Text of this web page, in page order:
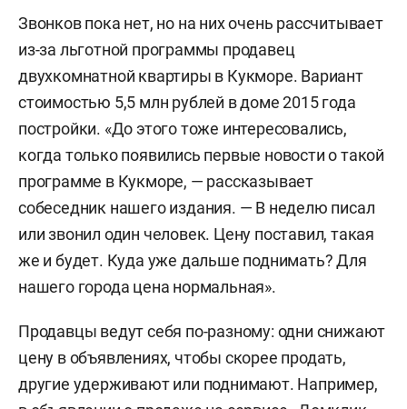
Звонков пока нет, но на них очень рассчитывает
из-за льготной программы продавец
двухкомнатной квартиры в Кукморе. Вариант
стоимостью 5,5 млн рублей в доме 2015 года
постройки. «До этого тоже интересовались,
когда только появились первые новости о такой
программе в Кукморе, — рассказывает
собеседник нашего издания. — В неделю писал
или звонил один человек. Цену поставил, такая
же и будет. Куда уже дальше поднимать? Для
нашего города цена нормальная».
Продавцы ведут себя по-разному: одни снижают
цену в объявлениях, чтобы скорее продать,
другие удерживают или поднимают. Например,